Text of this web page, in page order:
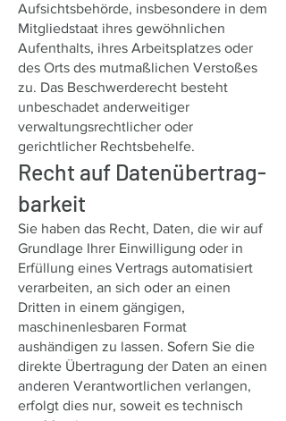
Aufsichtsbehörde, insbesondere in dem
Mitgliedstaat ihres gewöhnlichen
Aufenthalts, ihres Arbeitsplatzes oder
des Orts des mutmaßlichen Verstoßes
zu. Das Beschwerderecht besteht
unbeschadet anderweitiger
verwaltungsrechtlicher oder
gerichtlicher Rechtsbehelfe.
Recht auf Daten­übertrag­
barkeit
Sie haben das Recht, Daten, die wir auf
Grundlage Ihrer Einwilligung oder in
Erfüllung eines Vertrags automatisiert
verarbeiten, an sich oder an einen
Dritten in einem gängigen,
maschinenlesbaren Format
aushändigen zu lassen. Sofern Sie die
direkte Übertragung der Daten an einen
anderen Verantwortlichen verlangen,
erfolgt dies nur, soweit es technisch